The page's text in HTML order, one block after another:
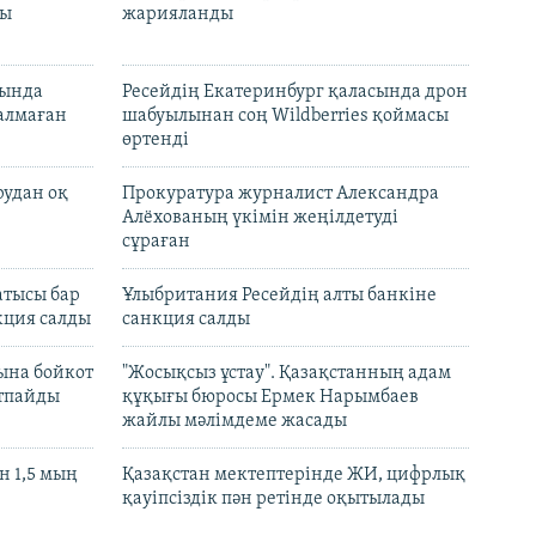
жарияланды
Ресейдің Екатеринбург қаласында дрон
шабуылынан соң Wildberries қоймасы
өртенді
оқ
Прокуратура журналист Александра
Алёхованың үкімін жеңілдетуді
сұраған
бар
салды
Ұлыбритания Ресейдің алты банкіне
санкция салды
бойкот
"Жосықсыз ұстау". Қазақстанның адам
құқығы бюросы Ермек Нарымбаев
жайлы мәлімдеме жасады
1,5 мың
Қазақстан мектептерінде ЖИ, цифрлық
қауіпсіздік пән ретінде оқытылады